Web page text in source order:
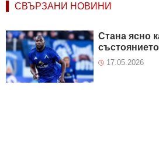
СВЪРЗАНИ НОВИНИ
Стана ясно
17.05.2026